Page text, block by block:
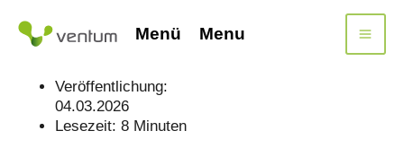
Inhalt
springen
Menü Menu
Veröffentlichung:
04.03.2026
Lesezeit: 8 Minuten